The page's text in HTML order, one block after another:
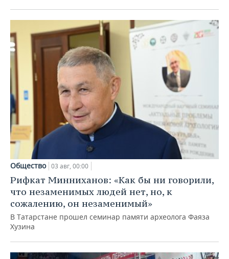
Общество 03 авг, 00:00
Рифкат Минниханов: «Как бы ни говорили,
что незаменимых людей нет, но, к
сожалению, он незаменимый»
В Татарстане прошел семинар памяти археолога Фаяза
Хузина